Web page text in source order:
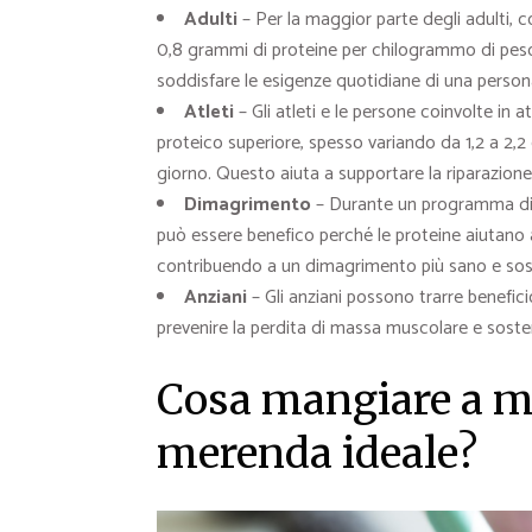
Adulti– Per la maggior parte degli adulti,
0,8 grammi di proteine per chilogrammo di
soddisfare le esigenze quotidiane di una
Atleti– Gli atleti e le persone coinvolte in
proteico superiore, spesso variando da 1,2 a
giorno. Questo aiuta a supportare la
Dimagrimento– Durante un programma
può essere benefico perché le proteine
contribuendo a un dimagrimento più sano e
Anziani– Gli anziani possono trarre
prevenire la perdita di massa muscolare e
Cosa mangiare a
merenda ideale?